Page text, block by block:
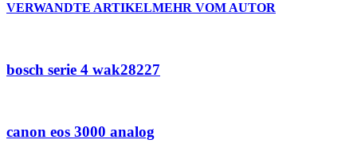
VERWANDTE ARTIKELMEHR VOM AUTOR
bosch serie 4 wak28227
canon eos 3000 analog